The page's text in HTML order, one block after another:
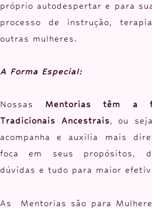
próprio autodespertar e para
processo de instrução,
outras mulheres.
A Forma Especial:
Nossas Mentorias têm a
Tradicionais Ancestrais, ou
acompanha e auxilia mais
foca em seus propósitos,
dúvidas e tudo para maior
As Mentorias são para